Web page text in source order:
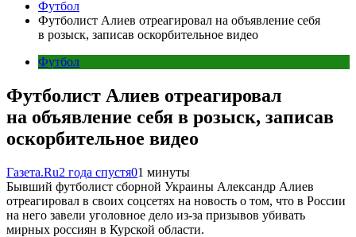
Футбол
Футболист Алиев отреагировал на объявление себя
в розыск, записав оскорбительное видео
Футбол
Футболист Алиев отреагировал
на объявление себя в розыск, записав
оскорбительное видео
Газета.Ru2 года спустя01 минуты
Бывший футболист сборной Украины Александр Алиев
отреагировал в своих соцсетях на новость о том, что в России
на него завели уголовное дело из-за призывов убивать
мирных россиян в Курской области.